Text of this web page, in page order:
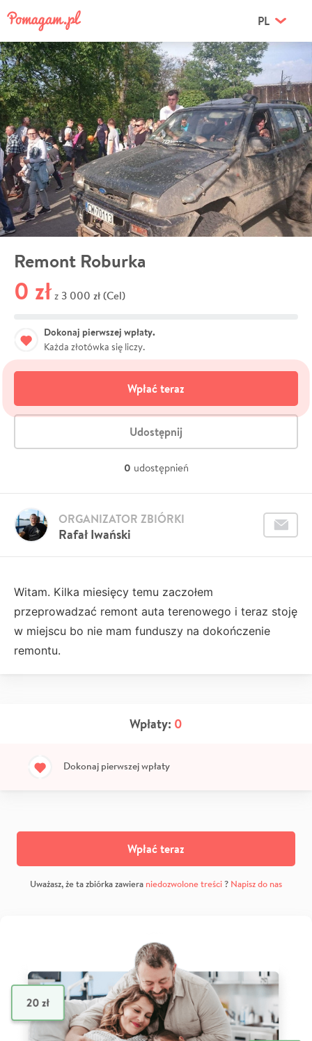
PL
Remont Roburka
0 zł z 3 000 zł (Cel)
Dokonaj pierwszej wpłaty.
Każda złotówka się liczy.
Wpłać teraz
Udostępnij
0 udostępnień
Rafał Iwański
ORGANIZATOR ZBIÓRKI
Witam. Kilka miesięcy temu zaczołem
przeprowadzać remont auta terenowego i teraz stoję
w miejscu bo nie mam funduszy na dokończenie
remontu.
Wpłaty: 0
Dokonaj pierwszej wpłaty
Wpłać teraz
Uważasz, że ta zbiórka zawiera niedozwolone treści? Napisz do nas